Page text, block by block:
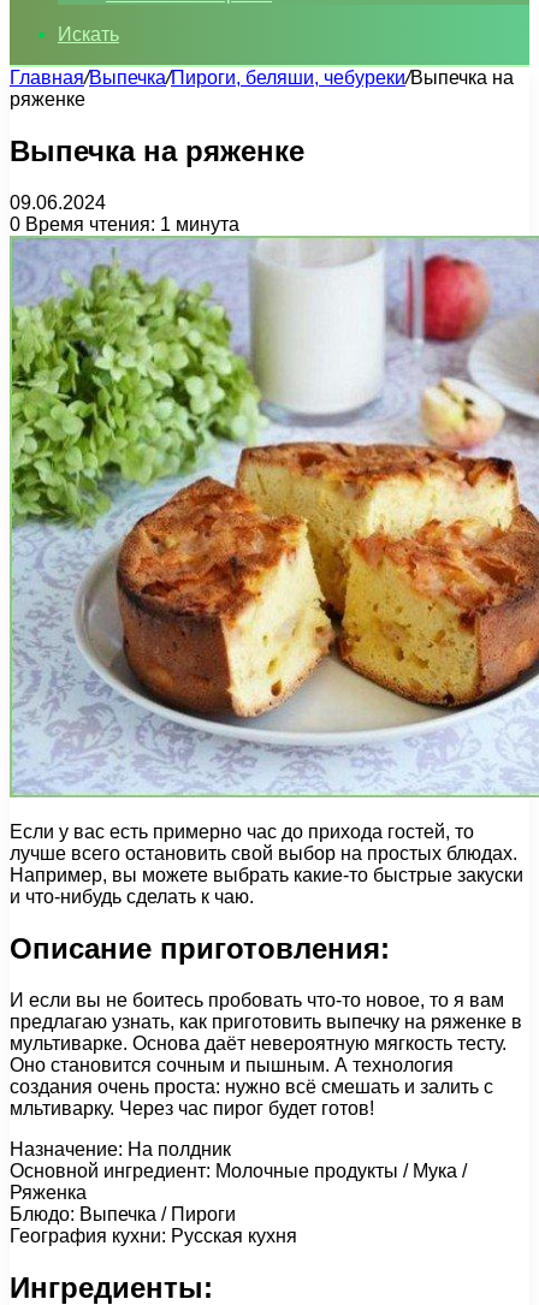
Искать
Главная/Выпечка/Пироги, беляши, чебуреки/Выпечка на
ряженке
Выпечка на ряженке
09.06.2024
0 Время чтения: 1 минута
Если у вас есть примерно час до прихода гостей, то
лучше всего остановить свой выбор на простых блюдах.
Например, вы можете выбрать какие-то быстрые закуски
и что-нибудь сделать к чаю.
Описание приготовления:
И если вы не боитесь пробовать что-то новое, то я вам
предлагаю узнать, как приготовить выпечку на ряженке в
мультиварке. Основа даёт невероятную мягкость тесту.
Оно становится сочным и пышным. А технология
создания очень проста: нужно всё смешать и залить с
мльтиварку. Через час пирог будет готов!
Назначение: На полдник
Основной ингредиент: Молочные продукты / Мука /
Ряженка
Блюдо: Выпечка / Пироги
География кухни: Русская кухня
Ингредиенты: